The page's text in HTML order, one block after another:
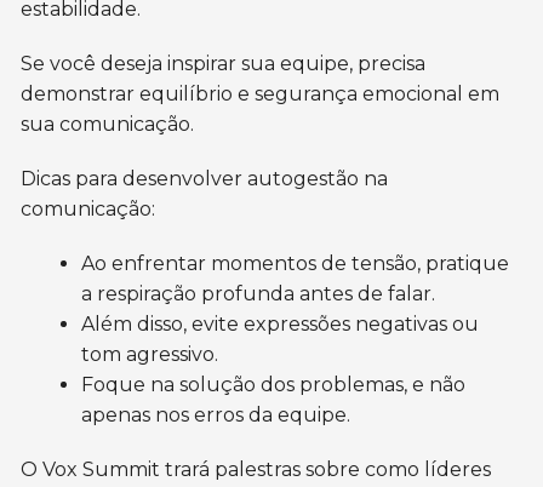
estabilidade.
Se você deseja inspirar sua equipe, precisa
demonstrar equilíbrio e segurança emocional em
sua comunicação.
Dicas para desenvolver autogestão na
comunicação:
Ao enfrentar momentos de tensão, pratique
a respiração profunda antes de falar.
Além disso, evite expressões negativas ou
tom agressivo.
Foque na solução dos problemas, e não
apenas nos erros da equipe.
O Vox Summit trará palestras sobre como líderes